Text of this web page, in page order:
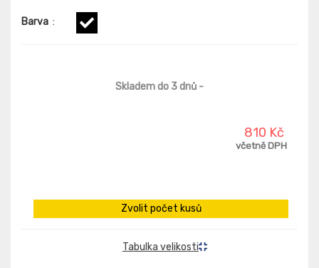
Barva :
Skladem do 3 dnů -
810 Kč
včetně DPH
Zvolit počet kusů
Tabulka velikosti